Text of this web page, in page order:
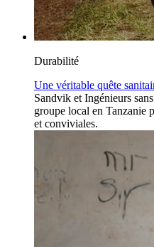
Durabilité
Une véritable quête
Sandvik et Ingénieurs
groupe local en Tanzanie
et conviviales.